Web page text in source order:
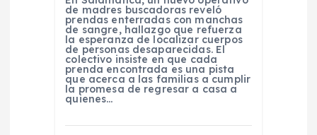
de madres buscadoras reveló
prendas enterradas con manchas
de sangre, hallazgo que refuerza
la esperanza de localizar cuerpos
de personas desaparecidas. El
colectivo insiste en que cada
prenda encontrada es una pista
que acerca a las familias a cumplir
la promesa de regresar a casa a
quienes…